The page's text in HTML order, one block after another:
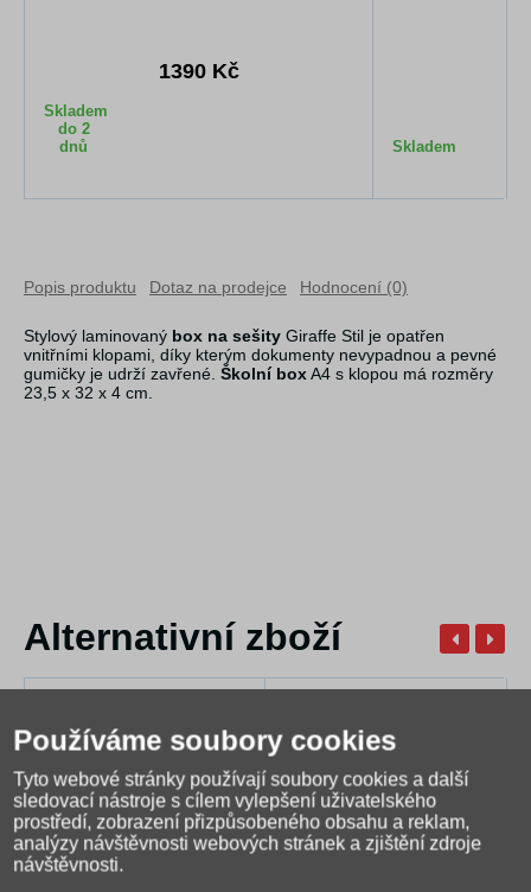
1390 Kč
Skladem
do 2
dnů
Skladem
Popis produktu Dotaz na prodejce Hodnocení (0)
Stylový laminovaný box na sešity Giraffe Stil je opatřen
vnitřními klopami, díky kterým dokumenty nevypadnou a pevné
gumičky je udrží zavřené. Školní boxA4 s klopou má rozměry
23,5 x 32 x 4 cm.
Alternativní zboží
Používáme soubory cookies
Tyto webové stránky používají soubory cookies a další
sledovací nástroje s cílem vylepšení uživatelského
prostředí, zobrazení přizpůsobeného obsahu a reklam,
analýzy návštěvnosti webových stránek a zjištění zdroje
návštěvnosti.